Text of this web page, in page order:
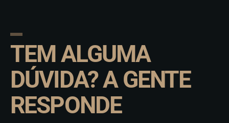
TEM ALGUMA
DÚVIDA? A GENTE
RESPONDE